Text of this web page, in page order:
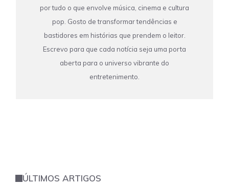
por tudo o que envolve música, cinema e cultura
pop. Gosto de transformar tendências e
bastidores em histórias que prendem o leitor.
Escrevo para que cada notícia seja uma porta
aberta para o universo vibrante do
entretenimento.
ÚLTIMOS ARTIGOS